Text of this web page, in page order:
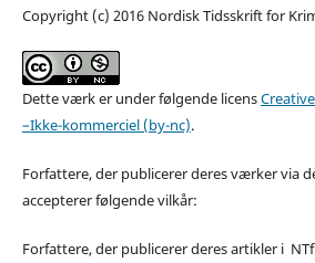
Copyright (c) 2016 Nordisk Tidsskrift for
Dette værk er under følgende licens
–Ikke-kommerciel (by-nc).
Forfattere, der publicerer deres værker via
accepterer følgende vilkår:
Forfattere, der publicerer deres artikler i